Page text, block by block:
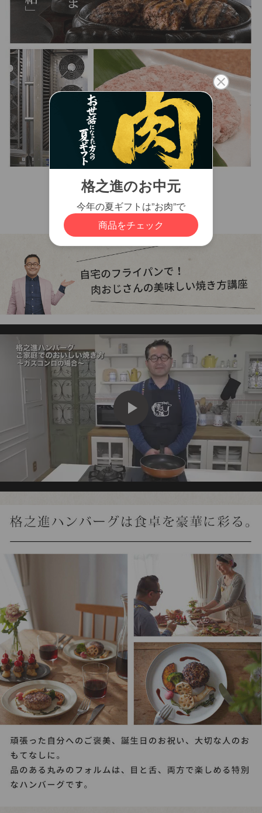
のしの指定
(
必
カートに入れる
もっと読む